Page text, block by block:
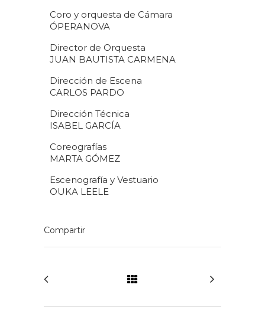
Coro y orquesta de Cámara
ÓPERANOVA
Director de Orquesta
JUAN BAUTISTA CARMENA
Dirección de Escena
CARLOS PARDO
Dirección Técnica
ISABEL GARCÍA
Coreografías
MARTA GÓMEZ
Escenografía y Vestuario
OUKA LEELE